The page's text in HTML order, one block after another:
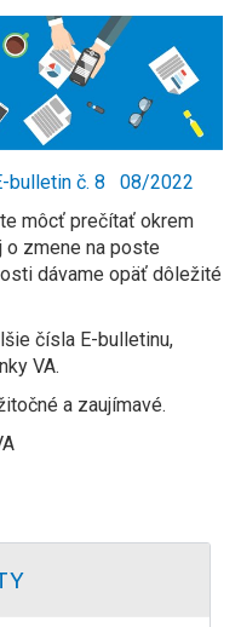
bulletin č. 8 08/2022
môcť prečítať okrem
o zmene na poste
dávame opäť dôležité
čísla E-bulletinu,
VA.
a zaujímavé.